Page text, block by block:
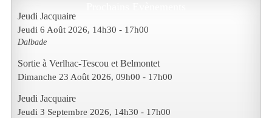
Jeudi Jacquaire
Jeudi 6 Août 2026, 14h30 - 17h00
Dalbade
Sortie à Verlhac-Tescou et Belmontet
Dimanche 23 Août 2026, 09h00 - 17h00
Jeudi Jacquaire
Jeudi 3 Septembre 2026, 14h30 - 17h00